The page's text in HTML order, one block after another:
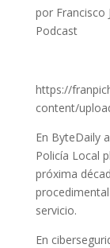
por Francisco
Podcast
https://
content/
En ByteDaily
Policía Local
próxima
servicio.
En